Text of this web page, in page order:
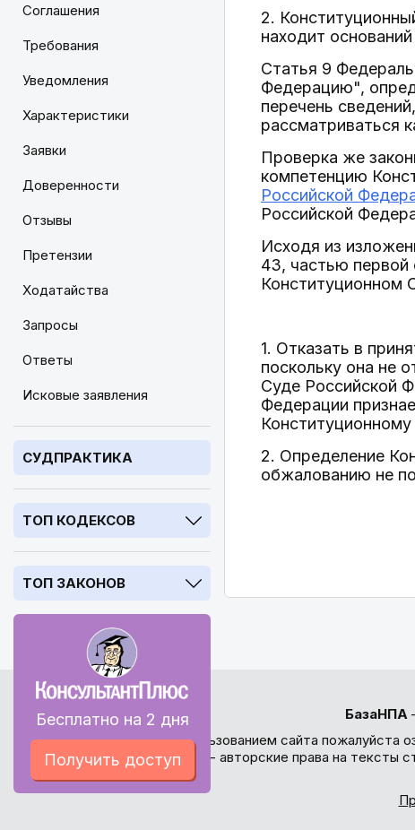
Соглашения
Требования
Уведомления
Характеристики
Заявки
Доверенности
Отзывы
Претензии
Ходатайства
Запросы
Ответы
Исковые заявления
СУДПРАКТИКА
ТОП КОДЕКСОВ
ТОП ЗАКОНОВ
Бесплатно на 2 дня
Получить доступ
2.
находит
Статья 9
Федерацию",
перечень
рассматриваться
Проверка же
компетенцию
Российской
Российской
Исходя из
43, частью первой
Конституционном
1. Отказать в
поскольку она не
Суде Российской
Федерации
2. Определение
обжалованию не
БазаНПА
Перед использованием сайта пожалуйста
внимание - авторские права на тексты